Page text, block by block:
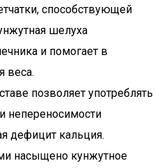
способствующей
шелуха
и помогает в
веса.
позволяет употреблять
непереносимости
дефицит кальция.
насыщено кунжутное